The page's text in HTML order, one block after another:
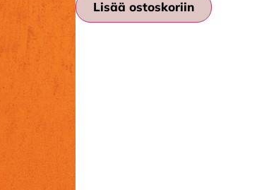
Lisää ostoskoriin